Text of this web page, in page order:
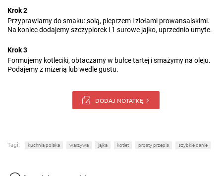
Krok 2
Przyprawiamy do smaku: solą, pieprzem i ziołami prowansalskimi.
Na koniec dodajemy szczypiorek i 1 surowe jajko, uprzednio umyte.
Krok 3
Formujemy kotleciki, obtaczamy w bułce tartej i smażymy na oleju.
Podajemy z mizerią lub wedle gustu.
DODAJ NOTATKĘ
Tagi: kuchnia polska warzywa jajka kotlet prosty przepis szybkie danie